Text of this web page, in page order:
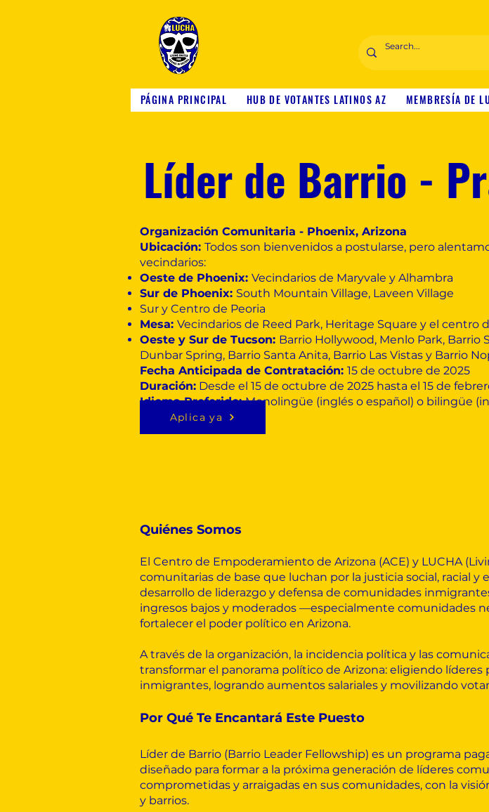
PÁGINA PRINCIPAL HUB DE VOTANTES LATINOS AZ MEMBRESÍA DE
Líder de Barrio -
Organización Comunitaria - Phoenix, Arizona
Ubicación: Todos son bienvenidos a postularse, pero
vecindarios:
Oeste de Phoenix: Vecindarios de Maryvale y Alhambra
Sur de Phoenix: South Mountain Village, Laveen Village
Sur y Centro de Peoria
Mesa: Vecindarios de Reed Park, Heritage Square y el centro
Oeste y Sur de Tucson: Barrio Hollywood, Menlo Park, Barrio
Dunbar Spring, Barrio Santa Anita, Barrio Las Vistas y Barrio
Fecha Anticipada de Contratación: 15 de octubre de 2025
Duración: Desde el 15 de octubre de 2025 hasta el 15 de
Idioma Preferido:Monolingüe (inglés o español) o bilingüe
Quiénes Somos
El Centro de Empoderamiento de Arizona (ACE) y LUCHA
comunitarias de base que luchan por la justicia social, racial y
desarrollo de liderazgo y defensa de comunidades
ingresos bajos y moderados —especialmente comunidades
fortalecer el poder político en Arizona.
A través de la organización, la incidencia política y las
transformar el panorama político de Arizona: eligiendo
inmigrantes, logrando aumentos salariales y movilizando
Por Qué Te Encantará Este Puesto
Líder de Barrio (Barrio Leader Fellowship) es un programa
diseñado para formar a la próxima generación de líderes
comprometidas y arraigadas en sus comunidades, con la
y barrios.
Aplica ya